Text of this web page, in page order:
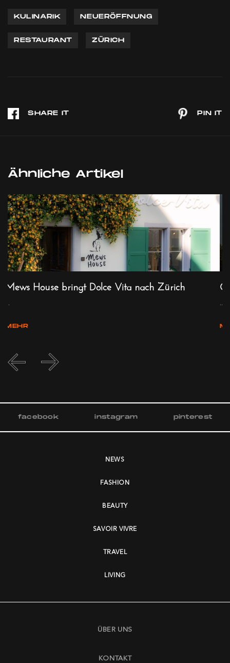
KULINARIK NEUERÖFFNUNG
RESTAURANT ZÜRICH
Ähnliche Artikel
Mews House bringt Dolce Vita nach Zürich
...
MEHR
...
facebook instagram pinterest
NEWS
FASHION
BEAUTY
SAVOIR VIVRE
TRAVEL
LIVING
ÜBER UNS
KONTAKT